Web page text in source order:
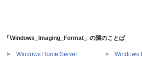
「Windows_Imaging_Format」の隣のことば
Windows Home Server Windows